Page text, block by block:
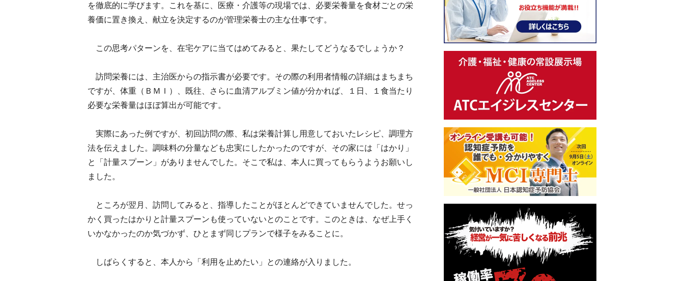
を徹底的に学びます。これを基に、医療・介護等の現場では、必要栄養量を食材ごとの栄
養価に置き換え、献立を決定するのが管理栄養士の主な仕事です。
この思考パターンを、在宅ケアに当てはめてみると、果たしてどうなるでしょうか？
訪問栄養には、主治医からの指示書が必要です。その際の利用者情報の詳細はまちまち
ですが、体重（ＢＭＩ）、既往、さらに血清アルブミン値が分かれば、１日、１食当たり
必要な栄養量はほぼ算出が可能です。
実際にあった例ですが、初回訪問の際、私は栄養計算し用意しておいたレシピ、調理方
法を伝えました。調味料の分量なども忠実にしたかったのですが、その家には「はかり」
と「計量スプーン」がありませんでした。そこで私は、本人に買ってもらうようお願いし
ました。
ところが翌月、訪問してみると、指導したことがほとんどできていませんでした。せっ
かく買ったはかりと計量スプーンも使っていないとのことです。このときは、なぜ上手く
いかなかったのか気づかず、ひとまず同じプランで様子をみることに。
しばらくすると、本人から「利用を止めたい」との連絡が入りました。